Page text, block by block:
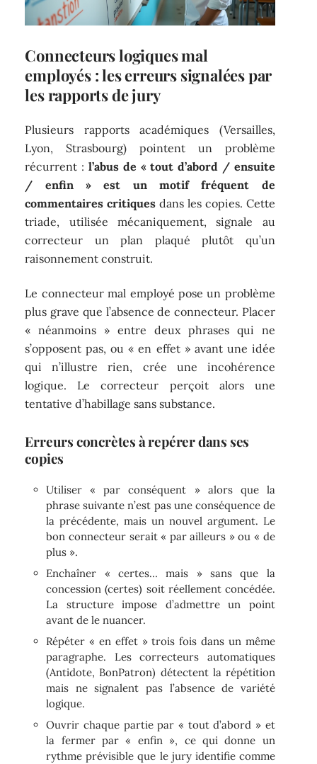
Connecteurs logiques mal
employés : les erreurs signalées par
les rapports de jury
Plusieurs rapports académiques (Versailles,
Lyon, Strasbourg) pointent un problème
récurrent : l’abus de « tout d’abord / ensuite
/ enfin » est un motif fréquent de
commentaires critiques dans les copies. Cette
triade, utilisée mécaniquement, signale au
correcteur un plan plaqué plutôt qu’un
raisonnement construit.
Le connecteur mal employé pose un problème
plus grave que l’absence de connecteur. Placer
« néanmoins » entre deux phrases qui ne
s’opposent pas, ou « en effet » avant une idée
qui n’illustre rien, crée une incohérence
logique. Le correcteur perçoit alors une
tentative d’habillage sans substance.
Erreurs concrètes à repérer dans ses
copies
Utiliser « par conséquent » alors que la
phrase suivante n’est pas une conséquence de
la précédente, mais un nouvel argument. Le
bon connecteur serait « par ailleurs » ou « de
plus ».
Enchaîner « certes… mais » sans que la
concession (certes) soit réellement concédée.
La structure impose d’admettre un point
avant de le nuancer.
Répéter « en effet » trois fois dans un même
paragraphe. Les correcteurs automatiques
(Antidote, BonPatron) détectent la répétition
mais ne signalent pas l’absence de variété
logique.
Ouvrir chaque partie par « tout d’abord » et
la fermer par « enfin », ce qui donne un
rythme prévisible que le jury identifie comme